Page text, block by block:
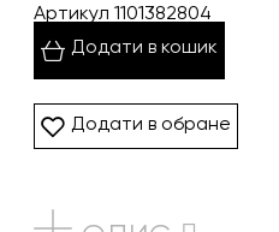
Артикул 1101382804
Додати в кошик
Додати в обране